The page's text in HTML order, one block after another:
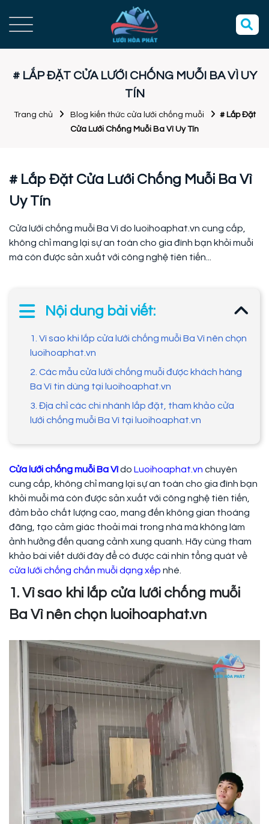
# LẮP ĐẶT CỬA LƯỚI CHỐNG MUỖI BA VÌ UY
TÍN
Trang chủ Blog kiến thức cửa lưới chống muỗi
# Lắp Đặt
Cửa Lưới Chống Muỗi Ba Vì Uy Tín
# Lắp Đặt Cửa Lưới Chống Muỗi Ba Vì
Uy Tín
Cửa lưới chống muỗi Ba Vì do luoihoaphat.vn cung cấp,
không chỉ mang lại sự an toàn cho gia đình bạn khỏi muỗi
mà còn được sản xuất với công nghệ tiên tiến...
Nội dung bài viết:
1. Vì sao khi lắp cửa lưới chống muỗi Ba Vì nên chọn
luoihoaphat.vn
2. Các mẫu cửa lưới chống muỗi được khách hàng
Ba Vì tin dùng tại luoihoaphat.vn
3. Địa chỉ các chi nhánh lắp đặt, tham khảo cửa
lưới chống muỗi Ba Vì tại luoihoaphat.vn
Cửa lưới chống muỗi Ba Vìdo Luoihoaphat.vn chuyên
cung cấp, không chỉ mang lại sự an toàn cho gia đình bạn
khỏi muỗi mà còn được sản xuất với công nghệ tiên tiến,
đảm bảo chất lượng cao, mang đến không gian thoáng
đãng, tạo cảm giác thoải mái trong nhà mà không làm
ảnh hưởng đến quang cảnh xung quanh. Hãy cùng tham
khảo bài viết dưới đây để có được cái nhìn tổng quát về
cửa lưới chống chắn muỗi dạng xếp nhé.
1. Vì sao khi lắp cửa lưới chống muỗi
Ba Vì nên chọn luoihoaphat.vn